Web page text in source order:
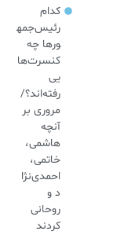
کدام
رئیس‌جمه
ورها چه
کنسرت‌ها
یی
رفته‌اند؟/
مروری بر
آنچه
هاشمی،
خاتمی،
احمدی‌نژا
د و
روحانی
کردند